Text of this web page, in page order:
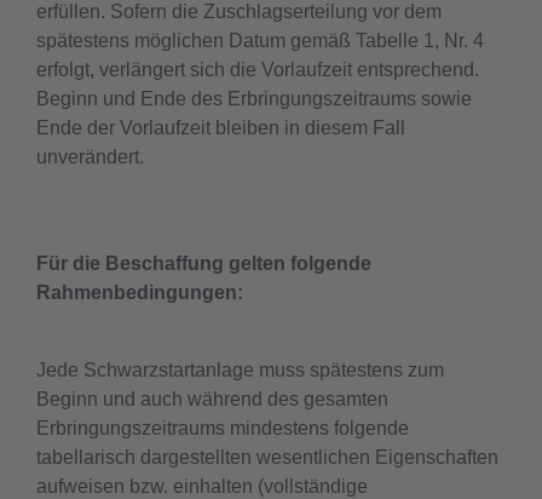
erfüllen. Sofern die Zuschlagserteilung vor dem
spätestens möglichen Datum gemäß Tabelle 1, Nr. 4
erfolgt, verlängert sich die Vorlaufzeit entsprechend.
Beginn und Ende des Erbringungszeitraums sowie
Ende der Vorlaufzeit bleiben in diesem Fall
unverändert.
Für die Beschaffung gelten folgende
Rahmenbedingungen:
Jede Schwarzstartanlage muss spätestens zum
Beginn und auch während des gesamten
Erbringungszeitraums mindestens folgende
tabellarisch dargestellten wesentlichen Eigenschaften
aufweisen bzw. einhalten (vollständige